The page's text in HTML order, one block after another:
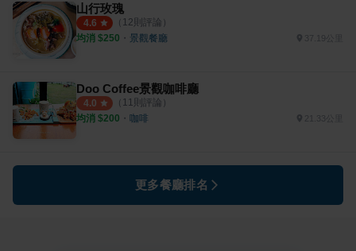
山行玫瑰
4.6 （ 12則評論）
均消 $250 ・ 景觀餐廳 37.19公里
Doo Coffee景觀咖啡廳
4.0 （ 11則評論）
均消 $200 ・ 咖啡 21.33公里
更多餐廳排名